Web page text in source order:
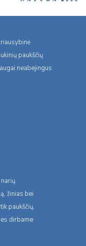
paukščių
neabejingus
žinias bei
paukščių,
dirbame